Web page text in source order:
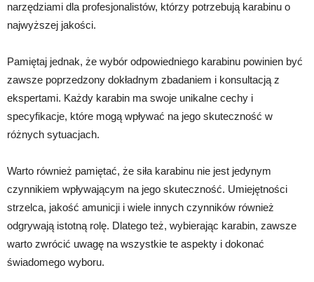
narzędziami dla profesjonalistów, którzy potrzebują karabinu o
najwyższej jakości.
Pamiętaj jednak, że wybór odpowiedniego karabinu powinien być
zawsze poprzedzony dokładnym zbadaniem i konsultacją z
ekspertami. Każdy karabin ma swoje unikalne cechy i
specyfikacje, które mogą wpływać na jego skuteczność w
różnych sytuacjach.
Warto również pamiętać, że siła karabinu nie jest jedynym
czynnikiem wpływającym na jego skuteczność. Umiejętności
strzelca, jakość amunicji i wiele innych czynników również
odgrywają istotną rolę. Dlatego też, wybierając karabin, zawsze
warto zwrócić uwagę na wszystkie te aspekty i dokonać
świadomego wyboru.